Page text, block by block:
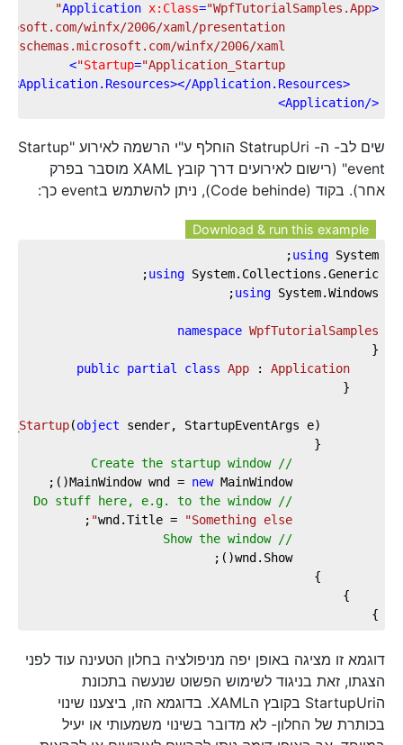
<
Application x:Class="WpfTutorialSamples.App"
winfx/2006/xaml/presentation"
schemas.microsoft.com/winfx/2006/xaml"
Startup="Application_Startup"
>
<
Application.Resources></Application.Resources
>
</
Application
>
שים לב- ה- StatrupUri הוחלף ע"י הרשמה לאירוע "Startup
event" (רישום לאירועים דרך קובץ XAML מוסבר בפרק
אחר). בקוד (Code behinde), ניתן להשתמש בevent כך:
Download & run this example
using System;
using System.Collections.Generic;
using
namespace WpfTutorialSamples
public partial class App : Application
(object sender, StartupEventArgs e)
// Create the startup window
			MainWindow wnd =
new
// Do stuff here, e.g. to the window
"Something else"
// Show the window
}
דוגמא זו מציגה באופן יפה מניפולציה בחלון הטעינה עוד לפני
הצגתו, זאת בניגוד לשימוש הפשוט שנעשה בתכונת
הStartupUri בקובץ הXAML. בדוגמא הזו, ביצענו שינוי
בכותרת של החלון- לא מדובר בשינוי משמעותי או יעיל